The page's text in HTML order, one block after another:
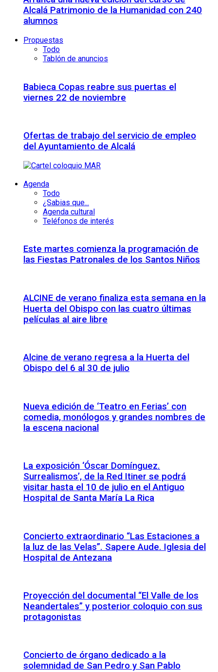
Alcalá Patrimonio de la Humanidad con 240
alumnos
Propuestas
Todo
Tablón de anuncios
Babieca Copas reabre sus puertas el
viernes 22 de noviembre
Ofertas de trabajo del servicio de empleo
del Ayuntamiento de Alcalá
Agenda
Todo
¿Sabias que...
Agenda cultural
Teléfonos de interés
Este martes comienza la programación de
las Fiestas Patronales de los Santos Niños
ALCINE de verano finaliza esta semana en la
Huerta del Obispo con las cuatro últimas
películas al aire libre
Alcine de verano regresa a la Huerta del
Obispo del 6 al 30 de julio
Nueva edición de ‘Teatro en Ferias’ con
comedia, monólogos y grandes nombres de
la escena nacional
La exposición ‘Óscar Domínguez.
Surrealismos’, de la Red Itiner se podrá
visitar hasta el 10 de julio en el Antiguo
Hospital de Santa María La Rica
Concierto extraordinario “Las Estaciones a
la luz de las Velas”. Sapere Aude. Iglesia del
Hospital de Antezana
Proyección del documental “El Valle de los
Neandertales” y posterior coloquio con sus
protagonistas
Concierto de órgano dedicado a la
solemnidad de San Pedro y San Pablo